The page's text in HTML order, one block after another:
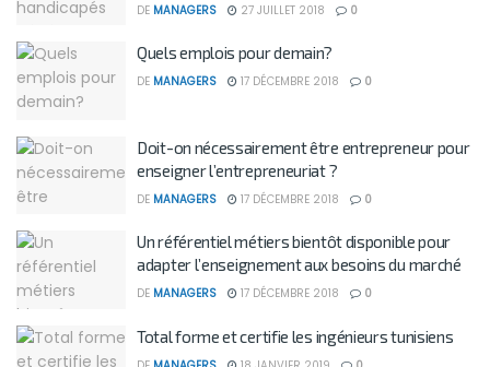
DE MANAGERS 27 JUILLET 2018 0
Quels emplois pour demain?
DE MANAGERS 17 DÉCEMBRE 2018 0
Doit-on nécessairement être entrepreneur pour
enseigner l’entrepreneuriat ?
DE MANAGERS 17 DÉCEMBRE 2018 0
Un référentiel métiers bientôt disponible pour
adapter l’enseignement aux besoins du marché
DE MANAGERS 17 DÉCEMBRE 2018 0
Total forme et certifie les ingénieurs tunisiens